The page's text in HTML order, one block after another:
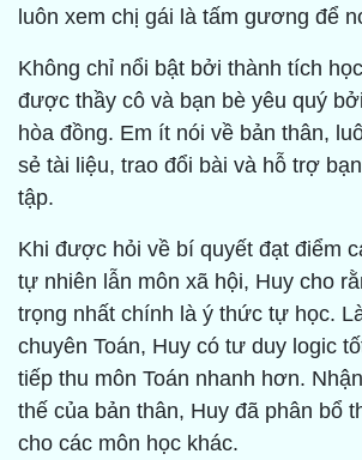
luôn xem chị gái là tấm gương để
Không chỉ nổi bật bởi thành tích
được thầy cô và bạn bè yêu quý
hòa đồng. Em ít nói về bản thân,
sẻ tài liệu, trao đổi bài và hỗ trợ
tập.
Khi được hỏi về bí quyết đạt điểm
tự nhiên lẫn môn xã hội, Huy cho
trọng nhất chính là ý thức tự học.
chuyên Toán, Huy có tư duy logic
tiếp thu môn Toán nhanh hơn.
thế của bản thân, Huy đã phân bổ
cho các môn học khác.